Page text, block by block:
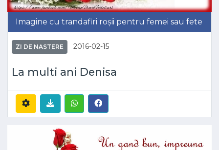
Imagine cu trandafiri roșii pentru femei sau fete
ZI DE NASTERE 2016-02-15
La multi ani Denisa